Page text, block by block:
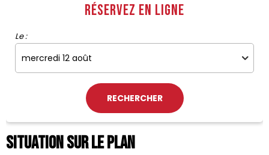
Réservez en ligne
Le :
Situation sur le Plan